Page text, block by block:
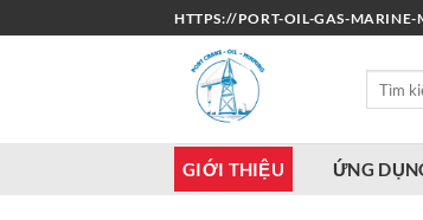
qua
HTTPS://PORT-OIL-GAS-
GIỚI THIỆU ỨNG